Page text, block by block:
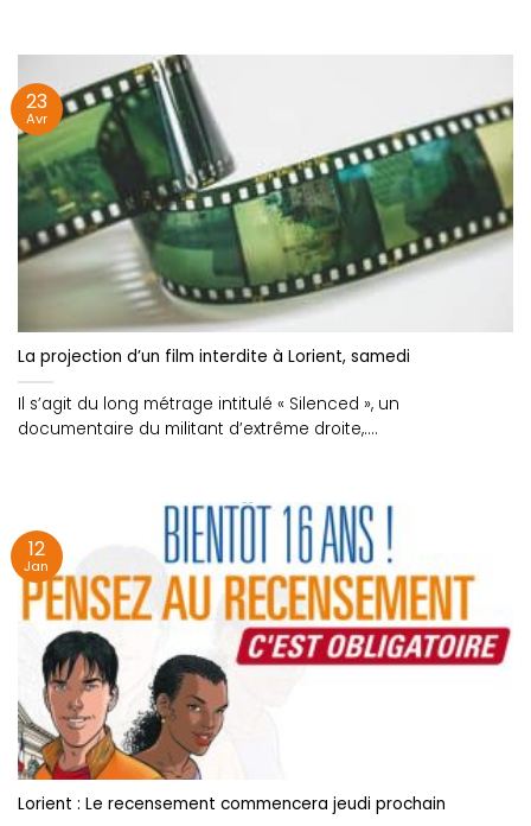
La projection d’un film interdite à Lorient, samedi
Il s’agit du long métrage intitulé « Silenced », un
documentaire du militant d’extrême droite,....
23
Avr
Lorient : Le recensement commencera jeudi prochain
12
Jan